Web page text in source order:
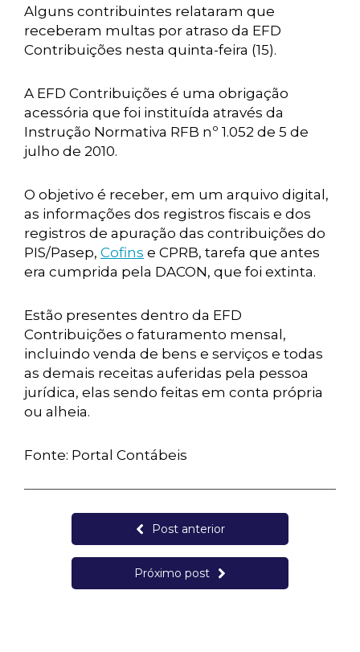
Alguns contribuintes relataram que
receberam multas por atraso da EFD
Contribuições nesta quinta-feira (15).
A EFD Contribuições é uma obrigação
acessória que foi instituída através da
Instrução Normativa RFB nº 1.052 de 5 de
julho de 2010.
O objetivo é receber, em um arquivo digital,
as informações dos registros fiscais e dos
registros de apuração das contribuições do
PIS/Pasep, Cofins e CPRB, tarefa que antes
era cumprida pela DACON, que foi extinta.
Estão presentes dentro da EFD
Contribuições o faturamento mensal,
incluindo venda de bens e serviços e todas
as demais receitas auferidas pela pessoa
jurídica, elas sendo feitas em conta própria
ou alheia.
Fonte: Portal Contábeis
Post anterior
Próximo post